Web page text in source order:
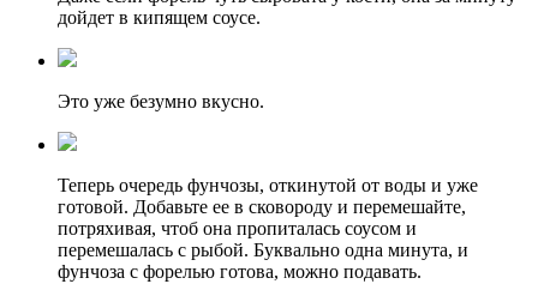
дойдет в кипящем соусе.
Это уже безумно вкусно.
Теперь очередь фунчозы, откинутой от воды и уже
готовой. Добавьте ее в сковороду и перемешайте,
потряхивая, чтоб она пропиталась соусом и
перемешалась с рыбой. Буквально одна минута, и
фунчоза с форелью готова, можно подавать.